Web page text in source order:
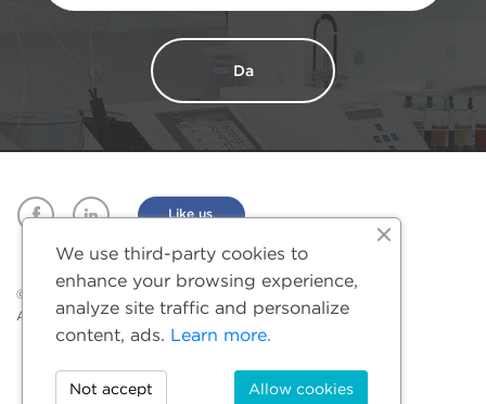
© Akson Hygiene 2026.
All rights reserved.
FacebookLinkedinLike us
We use third-party cookies to
enhance your browsing experience,
analyze site traffic and personalize
content, ads. Learn more.
Allow cookies
Not accept